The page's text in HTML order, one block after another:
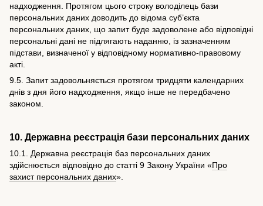
надходження. Протягом цього строку володілець бази
персональних даних доводить до відома суб’єкта
персональних даних, що запит буде задоволене або відповідні
персональні дані не підлягають наданню, із зазначенням
підстави, визначеної у відповідному нормативно-правовому
акті.
9.5. Запит задовольняється протягом тридцяти календарних
днів з дня його надходження, якщо інше не передбачено
законом.
10. Державна реєстрація бази персональних даних
10.1. Державна реєстрація баз персональних даних
здійснюється відповідно до статті 9 Закону України «Про
захист персональних даних».